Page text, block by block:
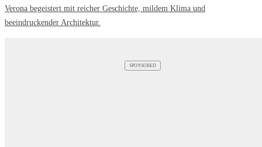
Verona begeistert mit reicher Geschichte, mildem Klima und
beeindruckender Architektur.
SPONSORED